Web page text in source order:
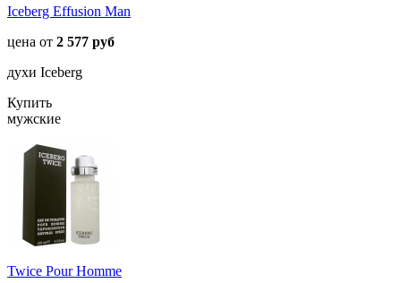
Iceberg Effusion Man
цена от 2 577 руб
духи Iceberg
Купить
мужские
Twice Pour Homme